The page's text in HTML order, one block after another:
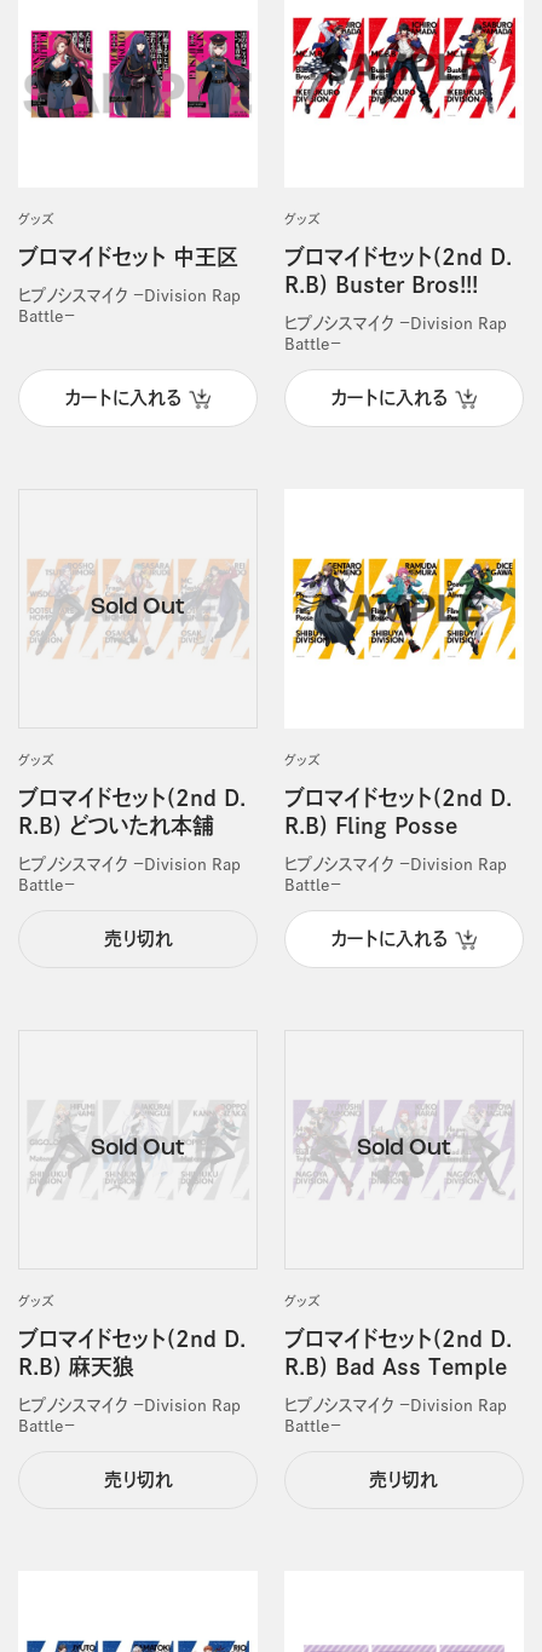
グッズ
ブロマイドセット 中王区
ヒプノシスマイク －Division Rap
Battle－
カートに入れる
グッズ
ブロマイドセット(2nd D.
R.B) Buster Bros!!!
ヒプノシスマイク －Division Rap
Battle－
カートに入れる
グッズ
ブロマイドセット(2nd D.
R.B) どついたれ本舗
ヒプノシスマイク －Division Rap
Battle－
売り切れ
グッズ
ブロマイドセット(2nd D.
R.B) Fling Posse
ヒプノシスマイク －Division Rap
Battle－
カートに入れる
グッズ
ブロマイドセット(2nd D.
R.B) 麻天狼
ヒプノシスマイク －Division Rap
Battle－
売り切れ
グッズ
ブロマイドセット(2nd D.
R.B) Bad Ass Temple
ヒプノシスマイク －Division Rap
Battle－
売り切れ